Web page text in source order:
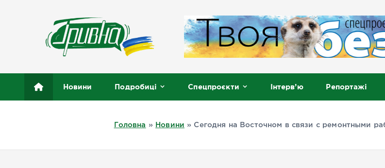
о
с
Новини Подробиці Спецпроєкти Інтерв’ю Репортажі
Головна » Новини » Сегодня на Восточном в связи с ремонтными